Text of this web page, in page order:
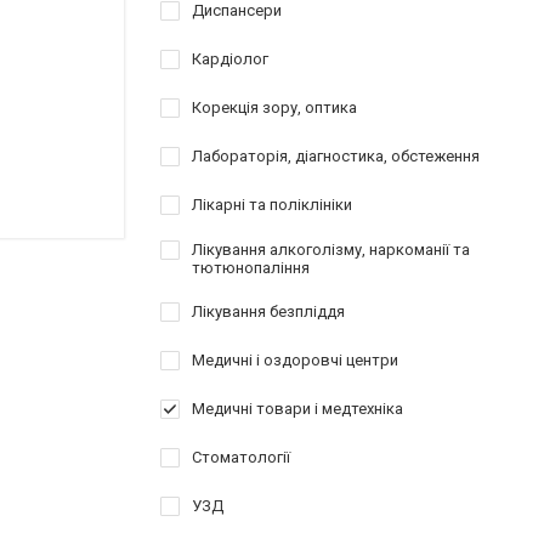
Диспансери
Кардіолог
Корекція зору, оптика
Лабораторія, діагностика, обстеження
Лікарні та поліклініки
Лікування алкоголізму, наркоманії та
тютюнопаління
Лікування безпліддя
Медичні і оздоровчі центри
Медичні товари і медтехніка
Стоматології
УЗД